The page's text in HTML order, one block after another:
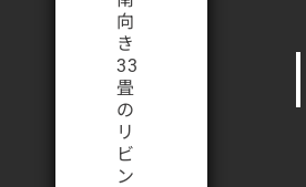
向
き
33
畳
の
リ
ビ
ン